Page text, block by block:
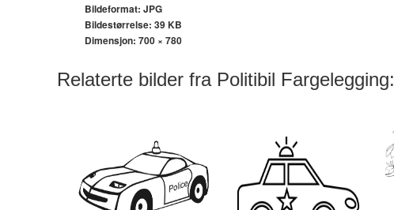
Bildeformat: JPG
Bildestørrelse: 39 KB
Dimensjon: 700 × 780
Relaterte bilder fra Politibil Fargelegging: